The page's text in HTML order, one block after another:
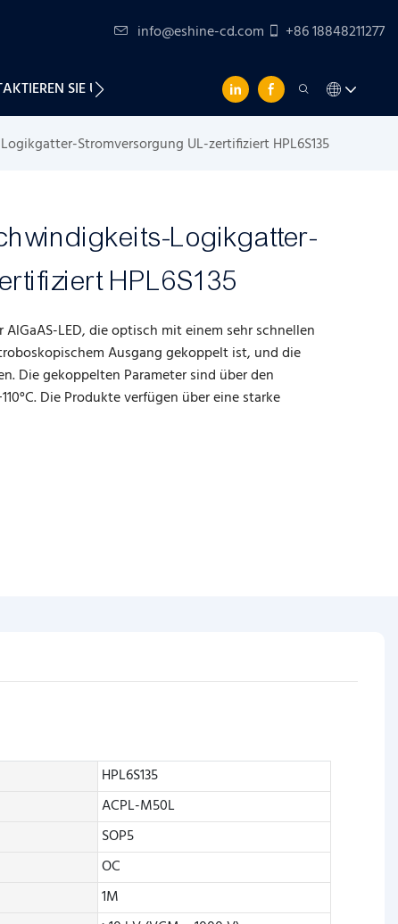
info@eshine-cd.com +86 18848211277
SIE UNS
Stromversorgung UL-zertifiziert HPL6S135
Logikgatter-
HPL6S135
LED, die optisch mit einem sehr schnellen
Ausgang gekoppelt ist, und die
Die gekoppelten Parameter sind über den
Die Produkte verfügen über eine starke
HPL6S135
ACPL-M50L
SOP5
OC
1M